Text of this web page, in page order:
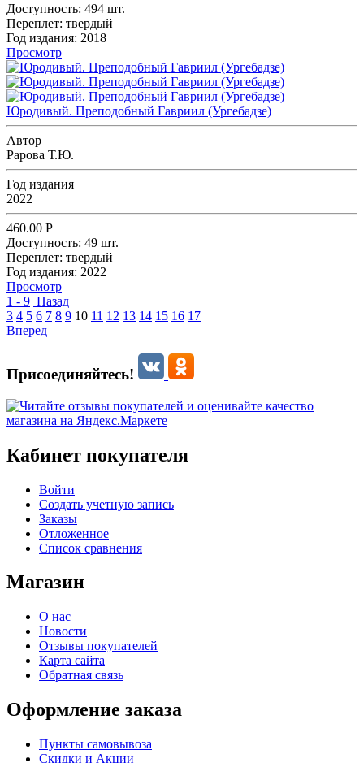
Доступность: 494 шт.
Переплет: твердый
Год издания: 2018
Просмотр
Юродивый. Преподобный Гавриил (Ургебадзе)
Автор
Рарова Т.Ю.
Год издания
2022
460.00 Р
Доступность: 49 шт.
Переплет: твердый
Год издания: 2022
Просмотр
1 - 9 Назад
3 4 5 6 7 8 9 10 11 12 13 14 15 16 17
Вперед
Присоединяйтесь!
Кабинет покупателя
Войти
Создать учетную запись
Заказы
Отложенное
Список сравнения
Магазин
О нас
Новости
Отзывы покупателей
Карта сайта
Обратная связь
Оформление заказа
Пункты самовывоза
Скидки и Акции